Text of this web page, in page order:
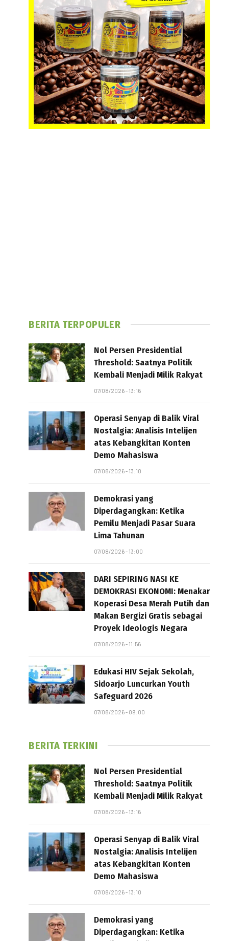
BERITA TERPOPULER
Nol Persen Presidential
Threshold: Saatnya Politik
Kembali Menjadi Milik Rakyat
07/08/2026 - 13:16
Operasi Senyap di Balik Viral
Nostalgia: Analisis Intelijen
atas Kebangkitan Konten
Demo Mahasiswa
07/08/2026 - 13:10
Demokrasi yang
Diperdagangkan: Ketika
Pemilu Menjadi Pasar Suara
Lima Tahunan
07/08/2026 - 13:00
DARI SEPIRING NASI KE
DEMOKRASI EKONOMI: Menakar
Koperasi Desa Merah Putih dan
Makan Bergizi Gratis sebagai
Proyek Ideologis Negara
07/08/2026 - 11:56
Edukasi HIV Sejak Sekolah,
Sidoarjo Luncurkan Youth
Safeguard 2026
07/08/2026 - 09:00
BERITA TERKINI
Nol Persen Presidential
Threshold: Saatnya Politik
Kembali Menjadi Milik Rakyat
07/08/2026 - 13:16
Operasi Senyap di Balik Viral
Nostalgia: Analisis Intelijen
atas Kebangkitan Konten
Demo Mahasiswa
07/08/2026 - 13:10
Demokrasi yang
Diperdagangkan: Ketika